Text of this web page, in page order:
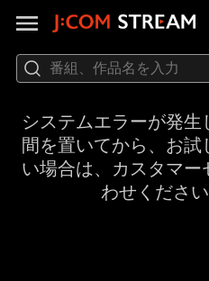
システムエラーが発
間を置いてから、お
い場合は、カスタマ
わせくださ